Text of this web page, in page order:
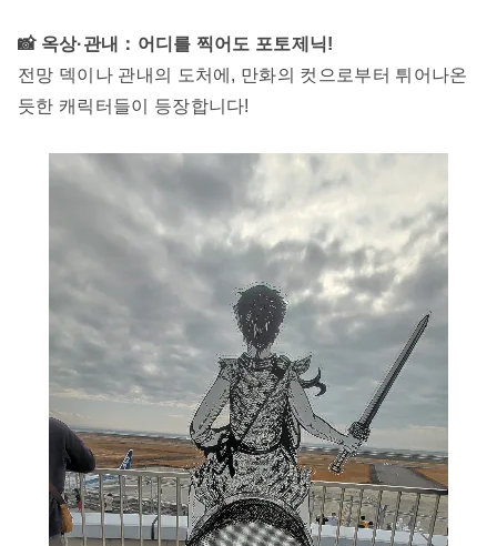
📸 옥상·관내：어디를 찍어도 포토제닉!
전망 덱이나 관내의 도처에, 만화의 컷으로부터 튀어나온
듯한 캐릭터들이 등장합니다!